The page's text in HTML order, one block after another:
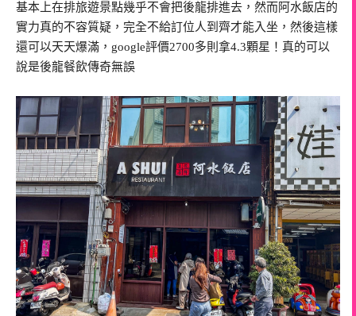
基本上在排旅遊景點幾乎不會把後龍排進去，然而阿水飯店的
實力真的不容質疑，完全不給訂位人到齊才能入坐，然後這樣
還可以天天爆滿，google評價2700多則拿4.3顆星！真的可以
說是後龍餐飲傳奇無誤